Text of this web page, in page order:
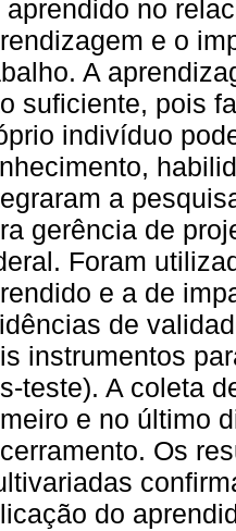
aprendido no
e o
A
suficiente, pois
indivíduo
a
gerência de
Foram
e a de
de
instrumentos
teste). A coleta
e no último
Os
do